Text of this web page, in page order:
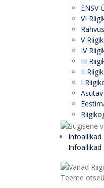
ENSV
VI
V
IV
III
II
I
Infoallikad
Infoallikad
Teeme